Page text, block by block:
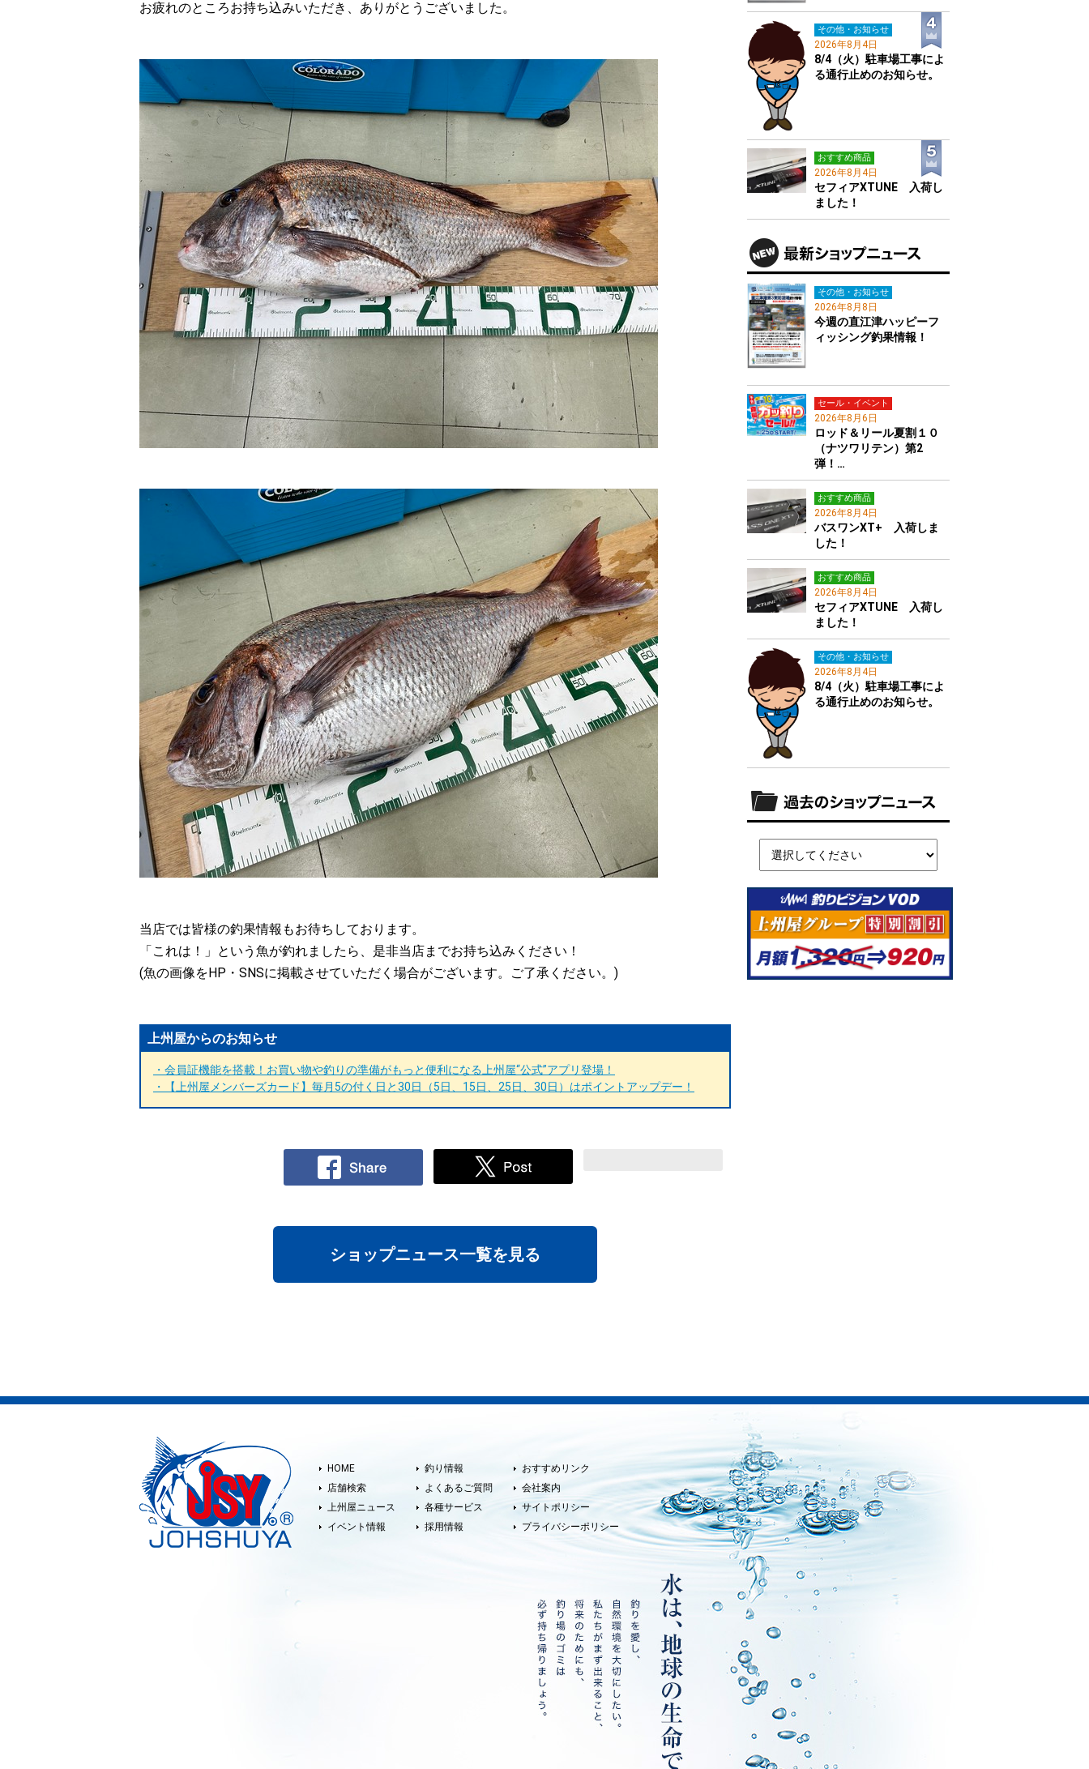
お疲れのところお持ち込みいただき、ありがとうございました。
当店では皆様の釣果情報もお待ちしております。
「これは！」という魚が釣れましたら、是非当店までお持ち込みください！
(魚の画像をHP・SNSに掲載させていただく場合がございます。ご了承ください。)
上州屋からのお知らせ
・会員証機能を搭載！お買い物や釣りの準備がもっと便利になる上州屋“公式”アプリ登場！
・【上州屋メンバーズカード】毎月5の付く日と30日（5日、15日、25日、30日）はポイントアップデー！
ショップニュース一覧を見る
その他・お知らせ
2026年8月4日
8/4（火）駐車場工事によ
る通行止めのお知らせ。
おすすめ商品
2026年8月4日
セフィアXTUNE 入荷し
ました！
その他・お知らせ
2026年8月8日
今週の直江津ハッピーフ
ィッシング釣果情報！
セール・イベント
2026年8月6日
ロッド＆リール夏割１０
（ナツワリテン）第2
弾！…
おすすめ商品
2026年8月4日
バスワンXT+ 入荷しま
した！
おすすめ商品
2026年8月4日
セフィアXTUNE 入荷し
ました！
その他・お知らせ
2026年8月4日
8/4（火）駐車場工事によ
る通行止めのお知らせ。
HOME
店舗検索
上州屋ニュース
イベント情報
釣り情報
よくあるご質問
各種サービス
採用情報
おすすめリンク
会社案内
サイトポリシー
プライバシーポリシー